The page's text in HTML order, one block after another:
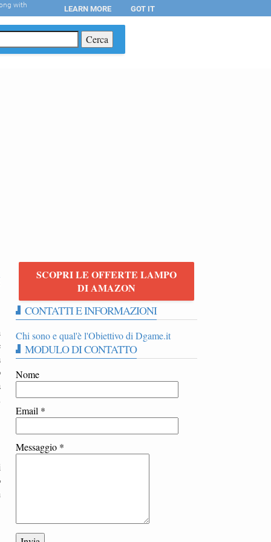
SCOPRI LE OFFERTE LAMPO
DI AMAZON
CONTATTI E INFORMAZIONI
Chi sono e qual'è l'Obiettivo di Dgame.it
MODULO DI CONTATTO
Nome
Email *
Messaggio *
with LEARN MORE GOT IT